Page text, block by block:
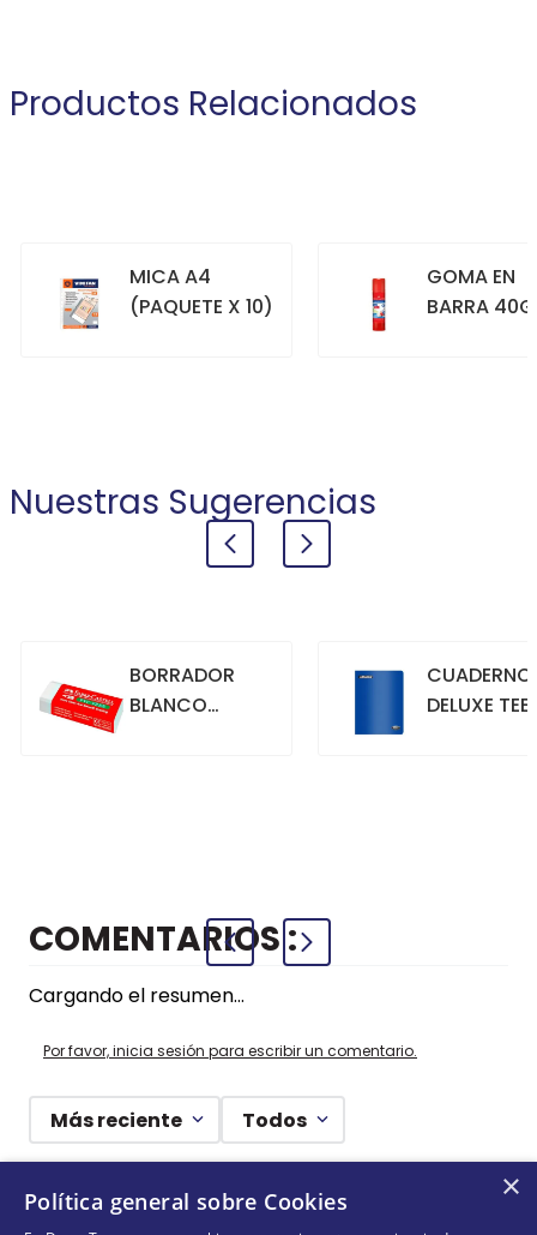
Productos Relacionados
MICA A4
(PAQUETE X 10)
GOMA EN
BARRA
Nuestras Sugerencias
BORRADOR
BLANCO
DELUXE
COMENTARIOS
Cargando el resumen…
Por favor, inicia sesión para escribir un comentario.
Más reciente Todos
Cargando comentarios… ×
Política general sobre Cookies